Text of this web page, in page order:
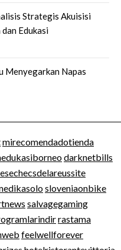
Strategis Akuisisi
Edukasi
Menyegarkan Napas
mirecomendadotienda
darknetbills
sloveniaonbike
salvagegaming
rastama
feelwellforever